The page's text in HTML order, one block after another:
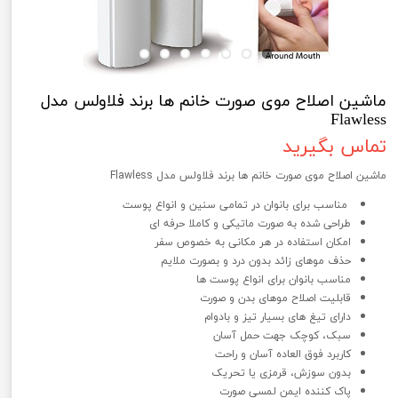
ماشین اصلاح موی صورت خانم ها برند فلاولس مدل
Flawless
تماس بگیرید
ماشین اصلاح موی صورت خانم ها برند فلاولس مدل Flawless
مناسب برای بانوان در تمامی سنین و انواع پوست
طراحی شده به صورت ماتیکی و کاملا حرفه ای
امکان استفاده در هر مکانی به خصوص سفر
حذف موهای زائد بدون درد و بصورت ملایم
مناسب بانوان برای انواع پوست ها
قابلیت اصلاح موهای بدن و صورت
دارای تیغ های بسیار تیز و بادوام
سبک، کوچک جهت حمل آسان
کاربرد فوق العاده آسان و راحت
بدون سوزش، قرمزی یا تحریک
پاک کننده ایمن لمسی صورت